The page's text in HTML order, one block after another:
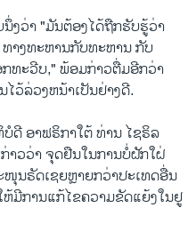
ງວ່າ​ "ມັນຕ້ອງໄດ້ຖືກຮັບຮູ້ວ່າ
າງທະຫານກັບທະຫານ ກັບ
ທະວີບ," ພ້ອມກ່າວຕື່ມອີກວ່າ
ວ້ລ່ວງຫນ້າເປັນຢ່າງດີ.
ດີ ອາຟຣິກາໃຕ້ ທ່ານ ໄຊຣິລ
າວ​ວ່າ ຈຸດຢືນໃນການບໍ່ຝັກໃຝ່
ນຣັດເຊຍຫຼາຍກວ່າປະເທດອື່ນ
ຫ້ມີການ​ແກ້​ໄຂ​ຄວາມ​ຂັດ​ແຍ້​ງ​ໃນ​ຢູ​